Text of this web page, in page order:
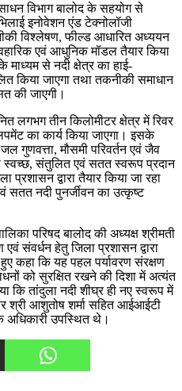
विभाग बालोद के सहयोग से
इनोवेशन एंड टेक्नोलॉजी
विश्लेषण, फील्ड आधारित अध्ययन
एवं आधुनिक मॉडल तैयार किया
से नदी क्षेत्र का हाई-
किया जाएगा तथा तकनीकी समाधान
की जाएगी।
लगभग तीन किलोमीटर क्षेत्र में रिवर
का कार्य किया जाएगा। इसके
गुणवत्ता, मौसमी परिवर्तन एवं जैव
स्वच्छ, संतुलित एवं सतत स्वरूप प्रदान
प्रशासन द्वारा तैयार किया जा रहा
सतत नदी पुनर्जीवन का उत्कृष्ट
परिषद बालोद की अध्यक्ष श्रीमती
संवर्धन हेतु जिला प्रशासन द्वारा
कहा कि यह पहल पर्यावरण संरक्षण
को सुरक्षित रखने की दिशा में अत्यंत
कि तांदुला नदी शीघ्र ही नए स्वरूप में
श्री आशुतोष शर्मा सहित आईआईटी
अधिकारी उपस्थित थे।